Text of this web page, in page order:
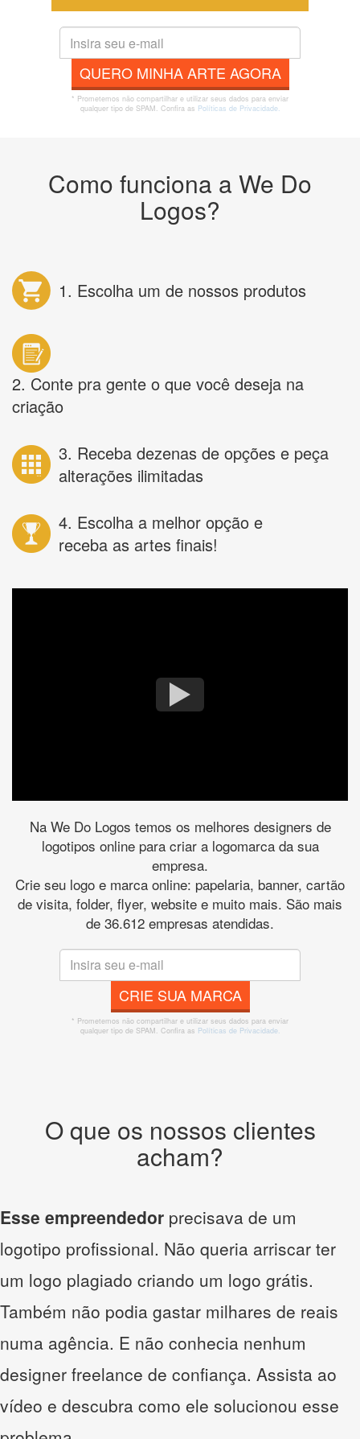
QUERO MINHA ARTE AGORA
* Prometemos não compartilhar e utilizar seus dados para enviar
qualquer tipo de SPAM. Confira as Políticas de Privacidade.
Como funciona a We Do
Logos?
1. Escolha um de nossos produtos
2. Conte pra gente o que você deseja na
criação
3. Receba dezenas de opções e peça
alterações ilimitadas
4. Escolha a melhor opção e
receba as artes finais!
Na We Do Logos temos os melhores designers de
logotipos online para criar a logomarca da sua
empresa.
Crie seu logo e marca online: papelaria, banner, cartão
de visita, folder, flyer, website e muito mais. São mais
de 36.612 empresas atendidas.
CRIE SUA MARCA
* Prometemos não compartilhar e utilizar seus dados para enviar
qualquer tipo de SPAM. Confira as Políticas de Privacidade.
O que os nossos clientes
acham?
Esse empreendedor precisava de um
logotipo profissional. Não queria arriscar ter
um logo plagiado criando um logo grátis.
Também não podia gastar milhares de reais
numa agência. E não conhecia nenhum
designer freelance de confiança. Assista ao
vídeo e descubra como ele solucionou esse